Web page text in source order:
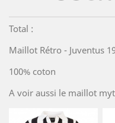
Total :
Maillot Rétro - Juventus
100% coton
A voir aussi le maillot